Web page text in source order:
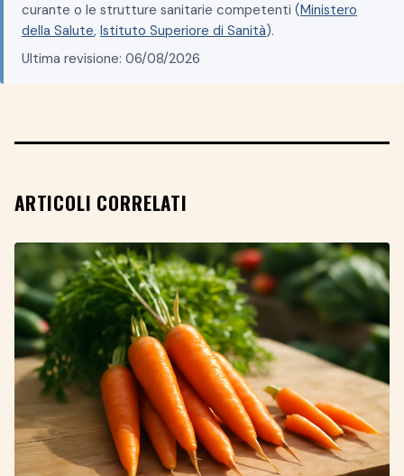
curante o le strutture sanitarie competenti (Ministero
della Salute, Istituto Superiore di Sanità).
Ultima revisione: 06/08/2026
ARTICOLI CORRELATI